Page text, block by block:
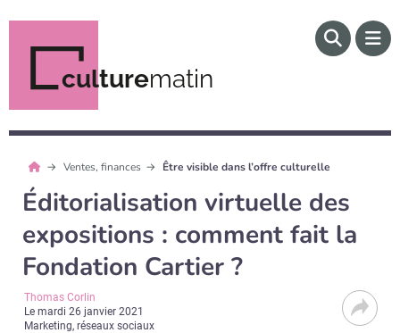
culturematin
Ventes, finances Être visible dans l’offre culturelle
Éditorialisation virtuelle des
expositions : comment fait la
Fondation Cartier ?
Thomas Corlin
Lemardi 26 janvier 2021
Marketing, réseaux sociaux